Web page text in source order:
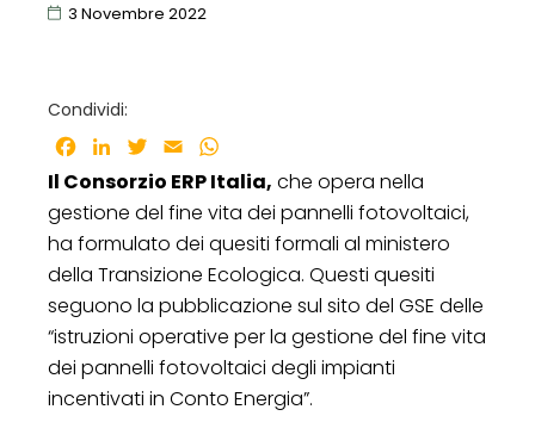
3 Novembre 2022
Condividi:
Facebook
LinkedInTwitter
Email
Il Consorzio ERP Italia, che opera nella
gestione del fine vita dei pannelli fotovoltaici,
ha formulato dei quesiti formali al ministero
della Transizione Ecologica. Questi quesiti
seguono la pubblicazione sul sito del GSE delle
“istruzioni operative per la gestione del fine vita
dei pannelli fotovoltaici degli impianti
incentivati in Conto Energia”.